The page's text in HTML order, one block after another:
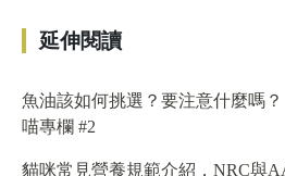
延伸閱讀
魚油該如何挑選？要注意什麼嗎？
喵專欄 #2
貓咪常見營養規範介紹，NRC與